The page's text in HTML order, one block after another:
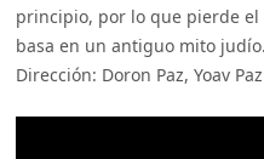
principio, por lo que pierde
basa en un antiguo mito
Dirección: Doron Paz, Yoav